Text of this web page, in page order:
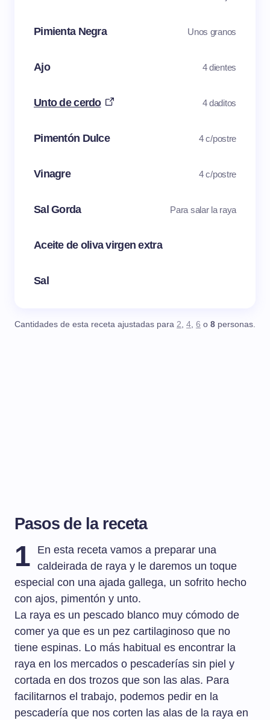
Pimienta Negra Unos granos
Ajo 4 dientes
Unto de cerdo 4 daditos
Pimentón Dulce 4 c/postre
Vinagre 4 c/postre
Sal Gorda Para salar la raya
Aceite de oliva virgen extra
Sal
Cantidades de esta receta ajustadas para 2, 4, 6 o 8 personas.
Pasos de la receta
1
En esta receta vamos a preparar una
caldeirada de raya y le daremos un toque
especial con una ajada gallega, un sofrito hecho
con ajos, pimentón y unto.
La raya es un pescado blanco muy cómodo de
comer ya que es un pez cartilaginoso que no
tiene espinas. Lo más habitual es encontrar la
raya en los mercados o pescaderías sin piel y
cortada en dos trozos que son las alas. Para
facilitarnos el trabajo, podemos pedir en la
pescadería que nos corten las alas de la raya en